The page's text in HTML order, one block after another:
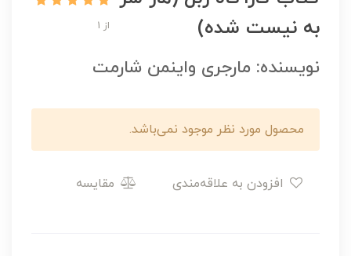
به نیست شده)
از 1
نویسنده: مارجری واینمن شارمت
محصول مورد نظر موجود نمی‌باشد.
مقایسه